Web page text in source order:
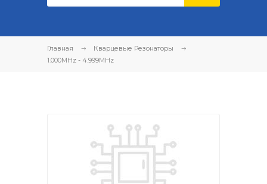
Главная
Кварцевые Резонаторы
1.000MHz - 4.999MHz